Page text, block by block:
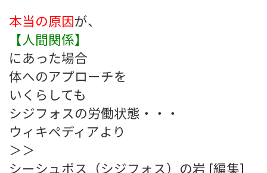
本当の原因が、
【人間関係】
にあった場合
体へのアプローチを
いくらしても
シジフォスの労働状態・・・
ウィキペディアより
＞＞
シーシュポス（シジフォス）の岩 [編集]